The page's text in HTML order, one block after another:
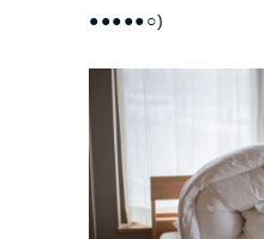
●●●●●○)